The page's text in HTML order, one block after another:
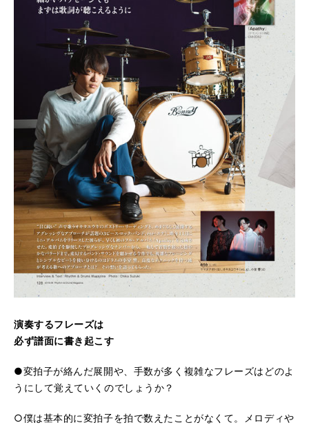
演奏するフレーズは
必ず譜面に書き起こす
●変拍子が絡んだ展開や、手数が多く複雑なフレーズはどのよ
うにして覚えていくのでしょうか？
○僕は基本的に変拍子を拍で数えたことがなくて。メロディや